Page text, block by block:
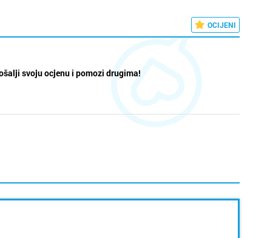
OCIJENI
svoju ocjenu i pomozi drugima!